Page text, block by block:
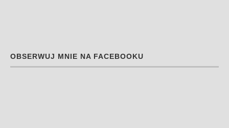
OBSERWUJ MNIE NA FACEBOOKU